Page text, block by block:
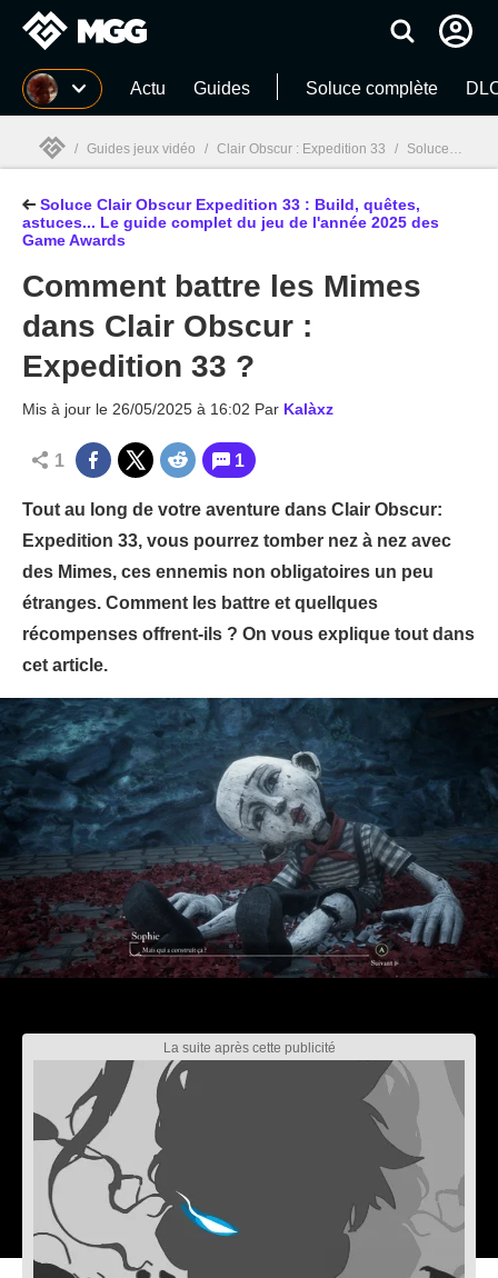
MGG Actu Guides Soluce complète
MGG
/ Guides jeux vidéo / Clair Obscur : Expedition 33 / Soluce Clair Obscur Expedition 33 : Build, quêtes, astuces... Le guide complet du jeu de l'année 2025 des Game Awards
Soluce Clair Obscur Expedition 33 : Build, quêtes,
astuces... Le guide complet du jeu de l'année 2025 des
Game Awards
Comment battre les Mimes
dans Clair Obscur :
Expedition 33 ?
Mis à jour le 26/05/2025 à 16:02 Par Kalàxz
1 1
Tout au long de votre aventure dans Clair Obscur:
Expedition 33, vous pourrez tomber nez à nez avec
des Mimes, ces ennemis non obligatoires un peu
étranges. Comment les battre et quellques
récompenses offrent-ils ? On vous explique tout dans
cet article.